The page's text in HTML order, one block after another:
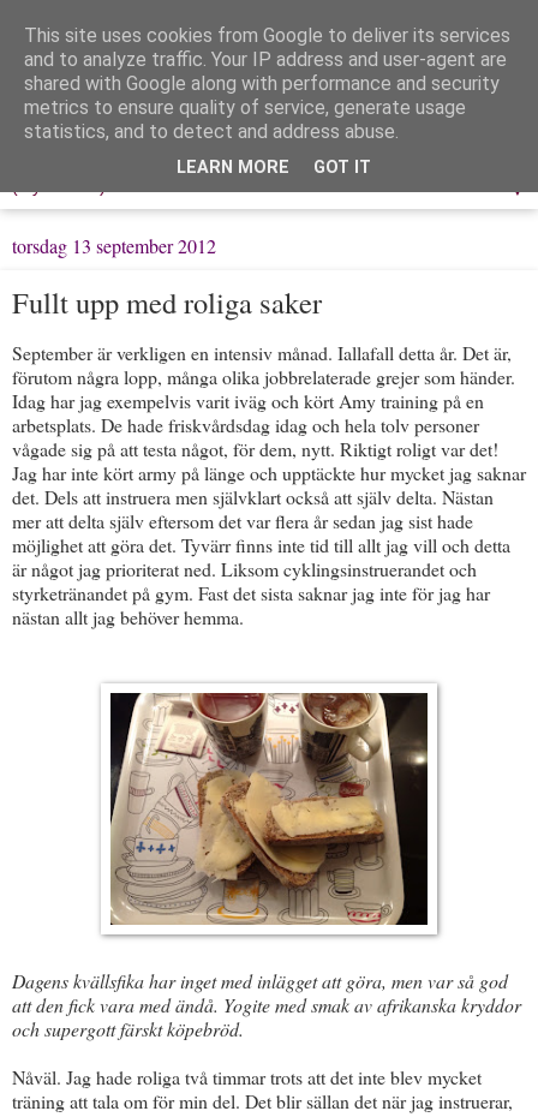
Löpning & Livet
Mitt liv, mina tankar & min träning
▼
torsdag 13 september 2012
Fullt upp med roliga saker
September är verkligen en intensiv månad. Iallafall detta år. Det är,
förutom några lopp, många olika jobbrelaterade grejer som händer.
Idag har jag exempelvis varit iväg och kört Amy training på en
arbetsplats. De hade friskvårdsdag idag och hela tolv personer
vågade sig på att testa något, för dem, nytt. Riktigt roligt var det!
Jag har inte kört army på länge och upptäckte hur mycket jag saknar
det. Dels att instruera men självklart också att själv delta. Nästan
mer att delta själv eftersom det var flera år sedan jag sist hade
möjlighet att göra det. Tyvärr finns inte tid till allt jag vill och detta
är något jag prioriterat ned. Liksom cyklingsinstruerandet och
styrketränandet på gym. Fast det sista saknar jag inte för jag har
nästan allt jag behöver hemma.
Dagens kvällsfika har inget med inlägget att göra, men var så god
att den fick vara med ändå. Yogite med smak av afrikanska kryddor
och supergott färskt köpebröd.
Nåväl. Jag hade roliga två timmar trots att det inte blev mycket
träning att tala om för min del. Det blir sällan det när jag instruerar,
This site uses cookies from Google to deliver its services
and to analyze traffic. Your IP address and user-agent are
shared with Google along with performance and security
metrics to ensure quality of service, generate usage
statistics, and to detect and address abuse.
LEARN MORE GOT IT